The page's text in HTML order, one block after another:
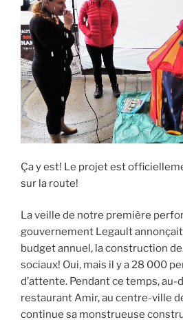
Ça y est! Le projet est
sur la route!
La veille de notre première
gouvernement Legault
budget annuel, la construction
sociaux! Oui, mais il y a 28 000
d’attente. Pendant ce temps, au-
restaurant Amir, au centre-ville
continue sa monstrueuse